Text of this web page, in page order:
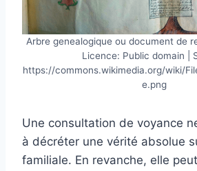
Arbre genealogique ou document de
Licence: Public domain |
https://commons.wikimedia.org/wiki/
e.png
Une consultation de voyance
à décréter une vérité absolue
familiale. En revanche, elle